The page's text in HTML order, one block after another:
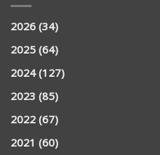
2026(34)
2025(64)
2024(127)
2023(85)
2022(67)
2021 (60)